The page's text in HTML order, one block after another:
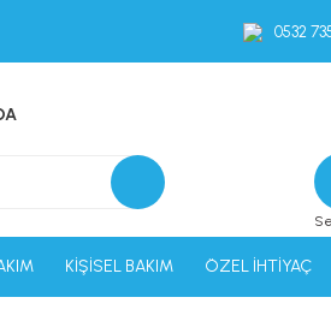
0532
KİŞİSEL BAKIM ÖZEL İHTİYAÇ